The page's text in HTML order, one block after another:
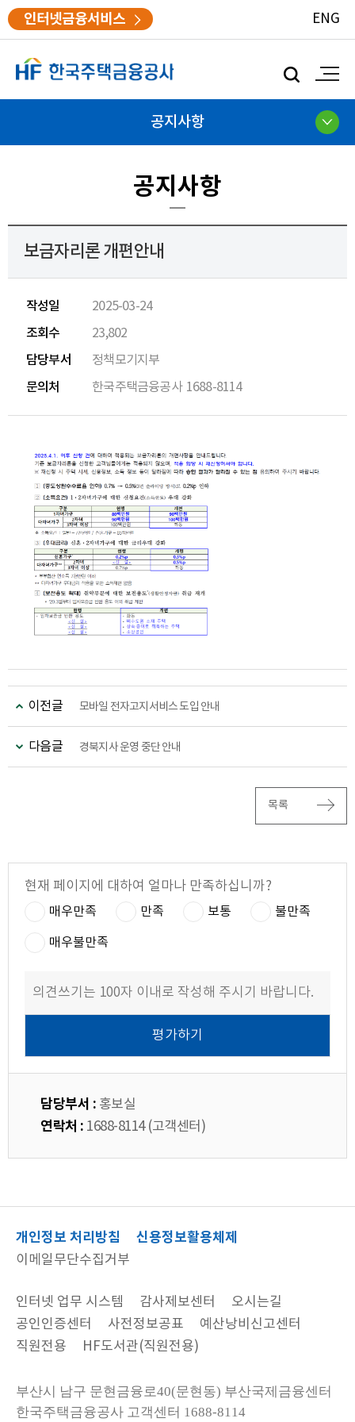
인터넷금융서비스 ENG
공지사항
공지사항
보금자리론 개편안내
작성일
2025-03-24
조회수
23,802
담당부서
정책모기지부
문의처
한국주택금융공사 1688-8114
목록
이전글 모바일 전자고지서비스 도입 안내
다음글 경북지사 운영 중단 안내
현재 페이지에 대하여 얼마나 만족하십니까?
매우만족 만족 보통 불만족
매우불만족
담당부서 : 홍보실
연락처 : 1688-8114 (고객센터)
개인정보 처리방침 신용정보활용체제
이메일무단수집거부
인터넷 업무 시스템 감사제보센터
오시는길
공인인증센터
사전정보공표
예산낭비신고센터
직원전용
HF도서관(직원전용)
부산시 남구 문현금융로40(문현동) 부산국제금융센터
한국주택금융공사 고객센터 1688-8114